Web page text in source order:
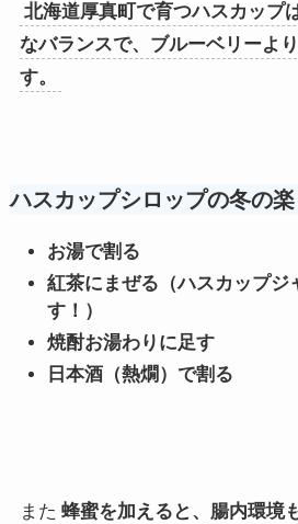
北海道厚真町で育つハスカップ
なバランスで、ブルーベリーよ
す。
ハスカップシロップの冬の
お湯で割る
紅茶にまぜる（ハスカップジ
す！）
焼酎お湯わりに足す
日本酒（熱燗）で割る
また 蜂蜜を加えると、腸内環境